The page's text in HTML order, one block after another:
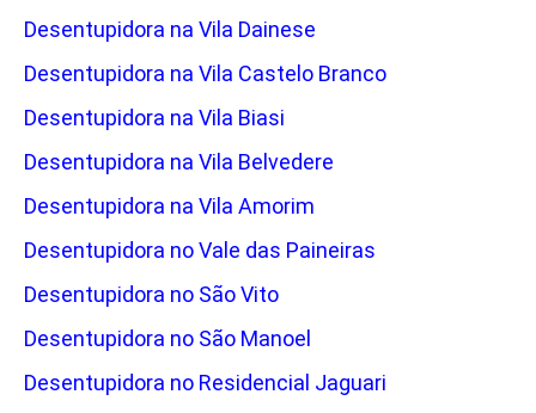
Desentupidora na Vila Dainese
Desentupidora na Vila Castelo Branco
Desentupidora na Vila Biasi
Desentupidora na Vila Belvedere
Desentupidora na Vila Amorim
Desentupidora no Vale das Paineiras
Desentupidora no São Vito
Desentupidora no São Manoel
Desentupidora no Residencial Jaguari